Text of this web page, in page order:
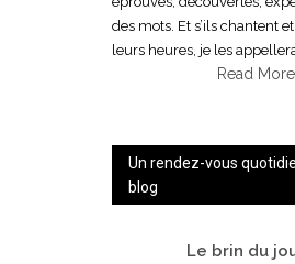
des mots. Et s’ils chantent
leurs heures, je les
Read More
Un rendez-vous
blog
Le brin du